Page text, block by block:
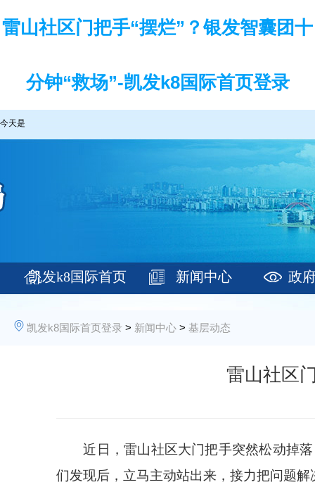
雷山社区门把手“摆烂”？银发智囊团十
分钟“救场”-凯发k8国际首页登录
今天是
凯发k8国际首页 新闻中心 政
凯发k8国际首页登录 > 新闻中心 > 基层动态
雷山社区
近日，雷山社区大门把手突然松动掉落
们发现后，立马主动站出来，接力把问题解